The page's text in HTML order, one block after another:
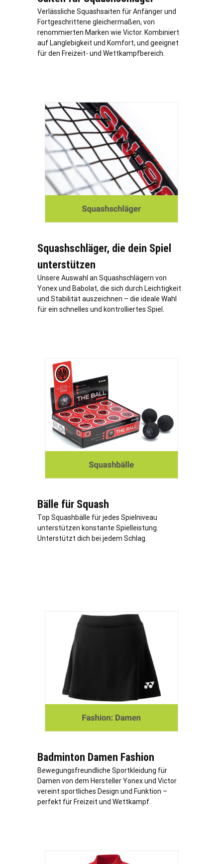
Verlässliche Squashsaiten für Anfänger und
Fortgeschrittene gleichermaßen, von
renommierten Marken wie Victor. Kombiniert
auf Langlebigkeit und Komfort, und geeignet
für den Freizeit- und Wettkampfbereich.
Squashschläger, die dein Spiel
unterstützen
Unsere Auswahl an Squashschlägern von
Yonex und Babolat, die sich durch Leichtigkeit
und Stabilität auszeichnen – die ideale Wahl
für ein schnelles und kontrolliertes Spiel.
Bälle für Squash
Top Squashbälle für jedes Spielniveau
unterstützen konstante Spielleistung.
Unterstützt dich bei jedem Schlag.
Badminton Damen Fashion
Bewegungsfreundliche Sportkleidung für
Damen von dem Hersteller Yonex und Victor
vereint sportliches Design und Funktion –
perfekt für Freizeit und Wettkampf.